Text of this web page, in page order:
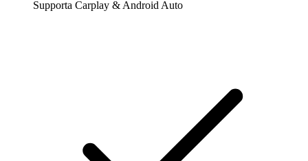
Supporta Carplay & Android Auto